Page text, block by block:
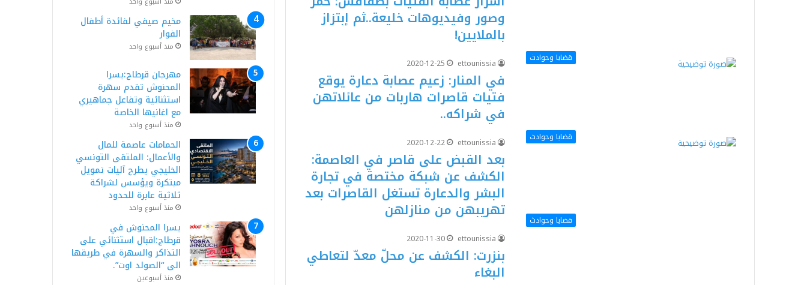
وصور وفيديوهات خليعة..ثم إبتزاز
بالملايين!
قضايا وحوادث ettounissia
2020-12-25
في المنار: زعيم عصابة دعارة يوقع
فتيات قاصرات هاربات من عائلاتهن
في شراكه..
قضايا وحوادث ettounissia
2020-12-22
بعد القبض على قاصر في العاصمة:
الكشف عن شبكة مختصة في تجارة
البشر والدعارة تستغل القاصرات بعد
تهريبهن من منازلهن
قضايا وحوادث
ettounissia
2020-11-30
بنزرت: الكشف عن محلّ معدّ لتعاطي
البغاء
مخيم صيفي لفائدة أطفال
الفوار
منذ أسبوع واحد
مهرجان قرطاج:يسرا
المحنوش تقدم سهرة
استثنائية وتفاعل جماهيري
مع اغانيها الخاصة
منذ أسبوع واحد
الحمامات عاصمة للمال
والأعمال: الملتقى التونسي
الخليجي يطرح آليات تمويل
مبتكرة ويؤسس لشراكة
ثلاثية عابرة للحدود
منذ أسبوع واحد
يسرا المحنوش في
قرطاج:اقبال استثنائي على
التذاكر والسهرة في طريقها
الى “الصولد اوت”.
منذ أسبوعين